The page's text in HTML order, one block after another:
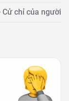
Cử chỉ của người